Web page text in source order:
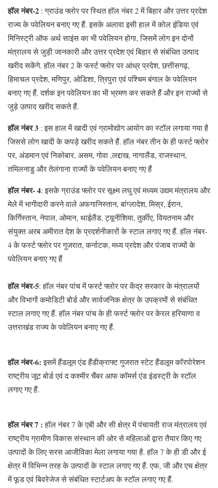
हॉल नंबर-2 : ग्राउंड फ्लोर पर स्थित हॉल नंबर 2 में बिहार और उत्तर प्रदेश
राज्य के पवेलियन बनाए गए हैं. इसके अलावा इसी हाल में कोल इंडिया एवं
मिनिस्ट्री ऑफ अर्थ साइंस का भी पवेलियन होगा, जिसमें लोग इन दोनों
मंत्रालय से जुड़ी जानकारी और उत्तर प्रदेश एवं बिहार से संबंधित उत्पाद
खरीद सकेंगे. हॉल नंबर 2 के फर्स्ट फ्लोर पर आंध्र प्रदेश, छत्तीसगढ़,
हिमाचल प्रदेश, मणिपुर, ओडिशा, त्रिपुरा एवं पश्चिम बंगाल के पवेलियन
बनाए गए हैं. दर्शक इन पवेलियन का भी भ्रमण कर सकते हैं और इन राज्यों से
जुड़े उत्पाद खरीद सकते हैं.
हॉल नंबर 3 : इस हाल में खादी एवं ग्रामोद्योग आयोग का स्टॉल लगाया गया है
जिससे लोग खादी के कपड़े खरीद सकते हैं. हॉल नंबर तीन के ही फर्स्ट फ्लोर
पर, अंडमान एवं निकोबार, असम, गोवा ,लद्दाख, नागालैंड, राजस्थान,
तमिलनाडु और तेलंगाना राज्यों के पवेलियन बनाए गए हैं
हॉल नंबर- 4: इसके ग्राउंड फ्लोर पर सूक्ष्म लघु एवं मध्यम उद्यम मंत्रालय और
मेले में भागीदारी करने वाले अफगानिस्तान, बांग्लादेश, मिस्र, ईरान,
किर्गिस्तान, नेपाल, ओमान, थाईलैंड, ट्यूनीशिया, तुर्कीए, वियतनाम और
संयुक्त अरब अमीरात देश के प्रदर्शनीकारों के स्टाल लगाए गए हैं. हॉल नंबर-
4 के फर्स्ट फ्लोर पर गुजरात, कर्नाटक, मध्य प्रदेश और पंजाब राज्यों के
पवेलियन बनाए गए हैं
हॉल नंबर-5: हॉल नंबर पांच में फर्स्ट फ्लोर पर केंद्र सरकार के मंत्रालयों
और विभागों कमोडिटी बोर्ड और सार्वजनिक क्षेत्र के उपक्रमों से संबंधित
स्टाल लगाए गए हैं. हॉल नंबर पांच के ही फर्स्ट फ्लोर पर केरल हरियाणा व
उत्तराखंड राज्य के पवेलियन बनाए गए हैं.
हॉल नंबर-6:इसमें हैंडलूम एंड हैंडीक्राफ्ट गुजरात स्टेट हैंडलूम कॉरपोरेशन
राष्ट्रीय जूट बोर्ड एवं द कश्मीर चैंबर आफ कॉमर्स एंड इंडस्ट्री के स्टॉल
लगाए गए हैं.
हॉल नंबर 7 :हॉल नंबर 7 के एबी और सी क्षेत्र में पंचायती राज मंत्रालय एवं
राष्ट्रीय ग्रामीण विकास संस्थान की ओर से महिलाओं द्वारा तैयार किए गए
उत्पादों के लिए सरस आजीविका मेला लगाया गया है. हॉल 7 के ही डी और ई
क्षेत्र में विभिन्न तरह के उत्पादों के स्टाल लगाए गए हैं. एफ, जी और एच क्षेत्र
में फूड एवं बिवरेजेज से संबंधित स्टार्टअप के स्टॉल लगाए गए हैं.